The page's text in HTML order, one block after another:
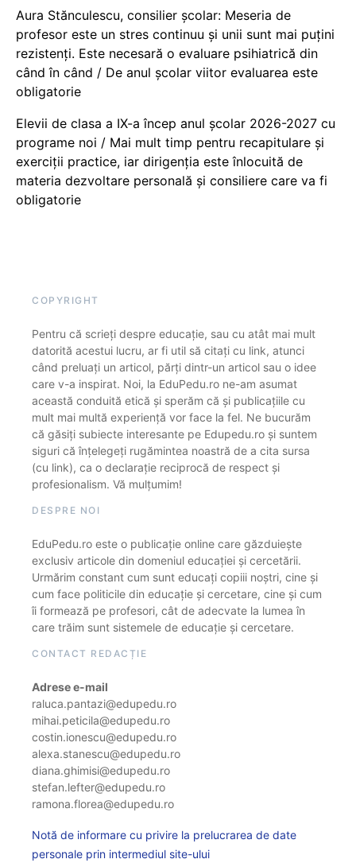
Aura Stănculescu, consilier școlar: Meseria de
profesor este un stres continuu și unii sunt mai puțini
rezistenți. Este necesară o evaluare psihiatrică din
când în când / De anul școlar viitor evaluarea este
obligatorie
Elevii de clasa a IX-a încep anul școlar 2026-2027 cu
programe noi / Mai mult timp pentru recapitulare și
exerciții practice, iar dirigenția este înlocuită de
materia dezvoltare personală și consiliere care va fi
obligatorie
COPYRIGHT
Pentru că scrieți despre educație, sau cu atât mai mult
datorită acestui lucru, ar fi util să citați cu link, atunci
când preluați un articol, părți dintr-un articol sau o idee
care v-a inspirat. Noi, la EduPedu.ro ne-am asumat
această conduită etică și sperăm că și publicațiile cu
mult mai multă experiență vor face la fel. Ne bucurăm
că găsiți subiecte interesante pe Edupedu.ro și suntem
siguri că înțelegeți rugămintea noastră de a cita sursa
(cu link), ca o declarație reciprocă de respect și
profesionalism. Vă mulțumim!
DESPRE NOI
EduPedu.ro este o publicație online care găzduiește
exclusiv articole din domeniul educației și cercetării.
Urmărim constant cum sunt educați copiii noștri, cine și
cum face politicile din educație și cercetare, cine și cum
îi formează pe profesori, cât de adecvate la lumea în
care trăim sunt sistemele de educație și cercetare.
CONTACT REDACȚIE
Adrese e-mail
raluca.pantazi@edupedu.ro
mihai.peticila@edupedu.ro
costin.ionescu@edupedu.ro
alexa.stanescu@edupedu.ro
diana.ghimisi@edupedu.ro
stefan.lefter@edupedu.ro
ramona.florea@edupedu.ro
Notă de informare cu privire la prelucrarea de date
personale prin intermediul site-ului